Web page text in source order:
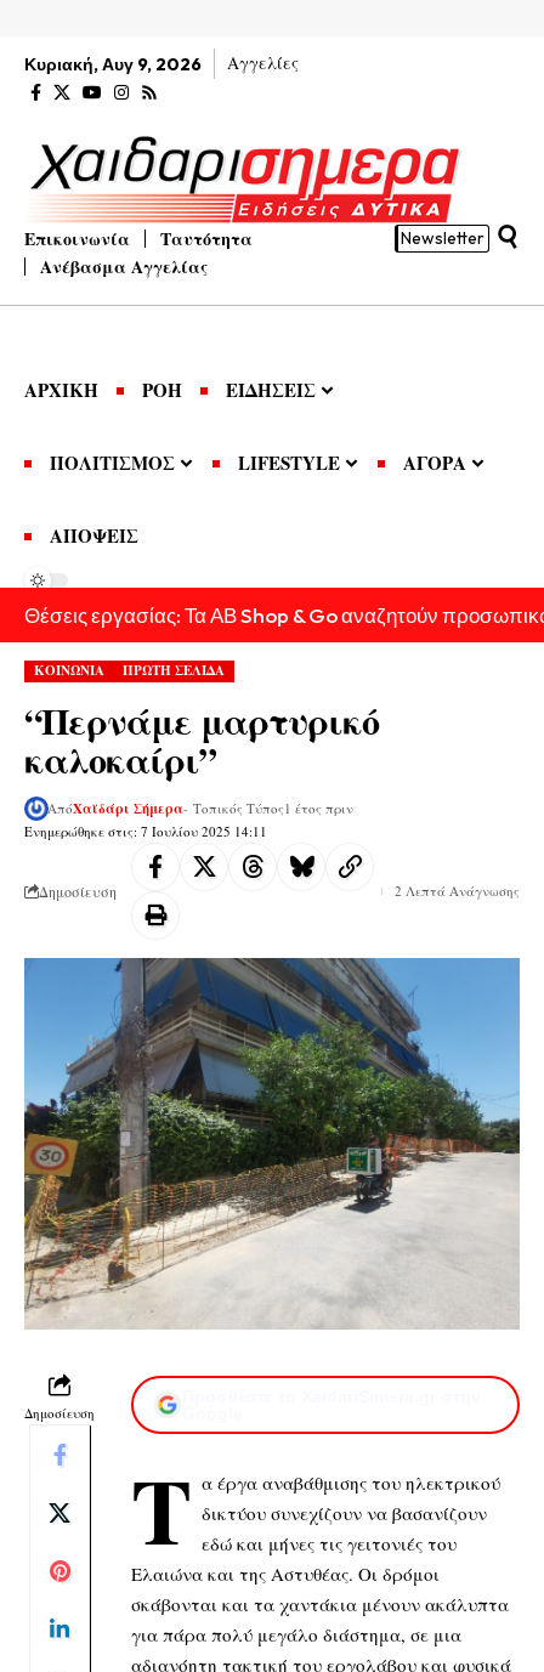
Κυριακή, Αυγ 9, 2026 Αγγελίες
Επικοινωνία
Ταυτότητα
Ανέβασμα Αγγελίας
Newsletter
ΑΡΧΙΚΗ ΡΟΗ ΕΙΔΗΣΕΙΣ
ΠΟΛΙΤΙΣΜΟΣ LIFESTYLE ΑΓΟΡΑ
ΑΠΟΨΕΙΣ
Θέσεις εργασίας: Τα ΑΒ Shop & Go αναζητούν
ΚΟΙΝΩΝΙΑ ΠΡΩΤΗ ΣΕΛΙΔΑ
“Περνάμε μαρτυρικό
καλοκαίρι”
Ενημερώθηκε στις: 7 Ιουλίου 2025 14:11
ΑπόΧαϊδάρι Σήμερα- Τοπικός Τύπος 1 έτος πριν
Δημοσίευση 2 Λεπτά Ανάγνωσης
Δημοσίευση
Τ α έργα αναβάθμισης του ηλεκτρικού
δικτύου συνεχίζουν να βασανίζουν
εδώ και μήνες τις γειτονιές του
Ελαιώνα και της Αστυθέας. Οι δρόμοι
σκάβονται και τα χαντάκια μένουν ακάλυπτα
για πάρα πολύ μεγάλο διάστημα, σε μια
αδιανόητη τακτική του εργολάβου και φυσικά